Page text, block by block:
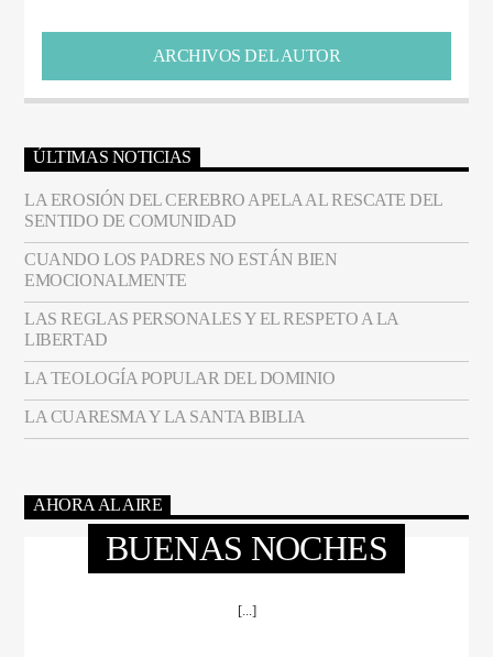
ARCHIVOS DEL AUTOR
ÚLTIMAS NOTICIAS
LA EROSIÓN DEL CEREBRO APELA AL RESCATE DEL
SENTIDO DE COMUNIDAD
CUANDO LOS PADRES NO ESTÁN BIEN
EMOCIONALMENTE
LAS REGLAS PERSONALES Y EL RESPETO A LA
LIBERTAD
LA TEOLOGÍA POPULAR DEL DOMINIO
LA CUARESMA Y LA SANTA BIBLIA
AHORA AL AIRE
BUENAS NOCHES
[...]